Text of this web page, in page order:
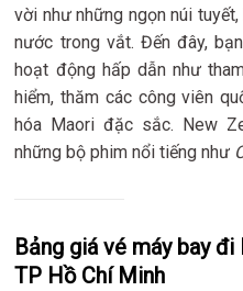
vời như những ngọn núi
nước trong vắt. Đến đây,
hoạt động hấp dẫn như
hiểm, thăm các công viên
hóa Maori đặc sắc. New
những bộ phim nổi tiếng như
Bảng giá vé máy bay
TP Hồ Chí Minh